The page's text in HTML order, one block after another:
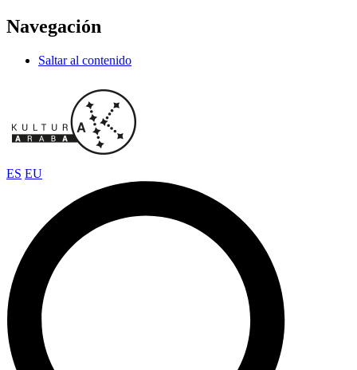
Navegación
Saltar al contenido
ES EU